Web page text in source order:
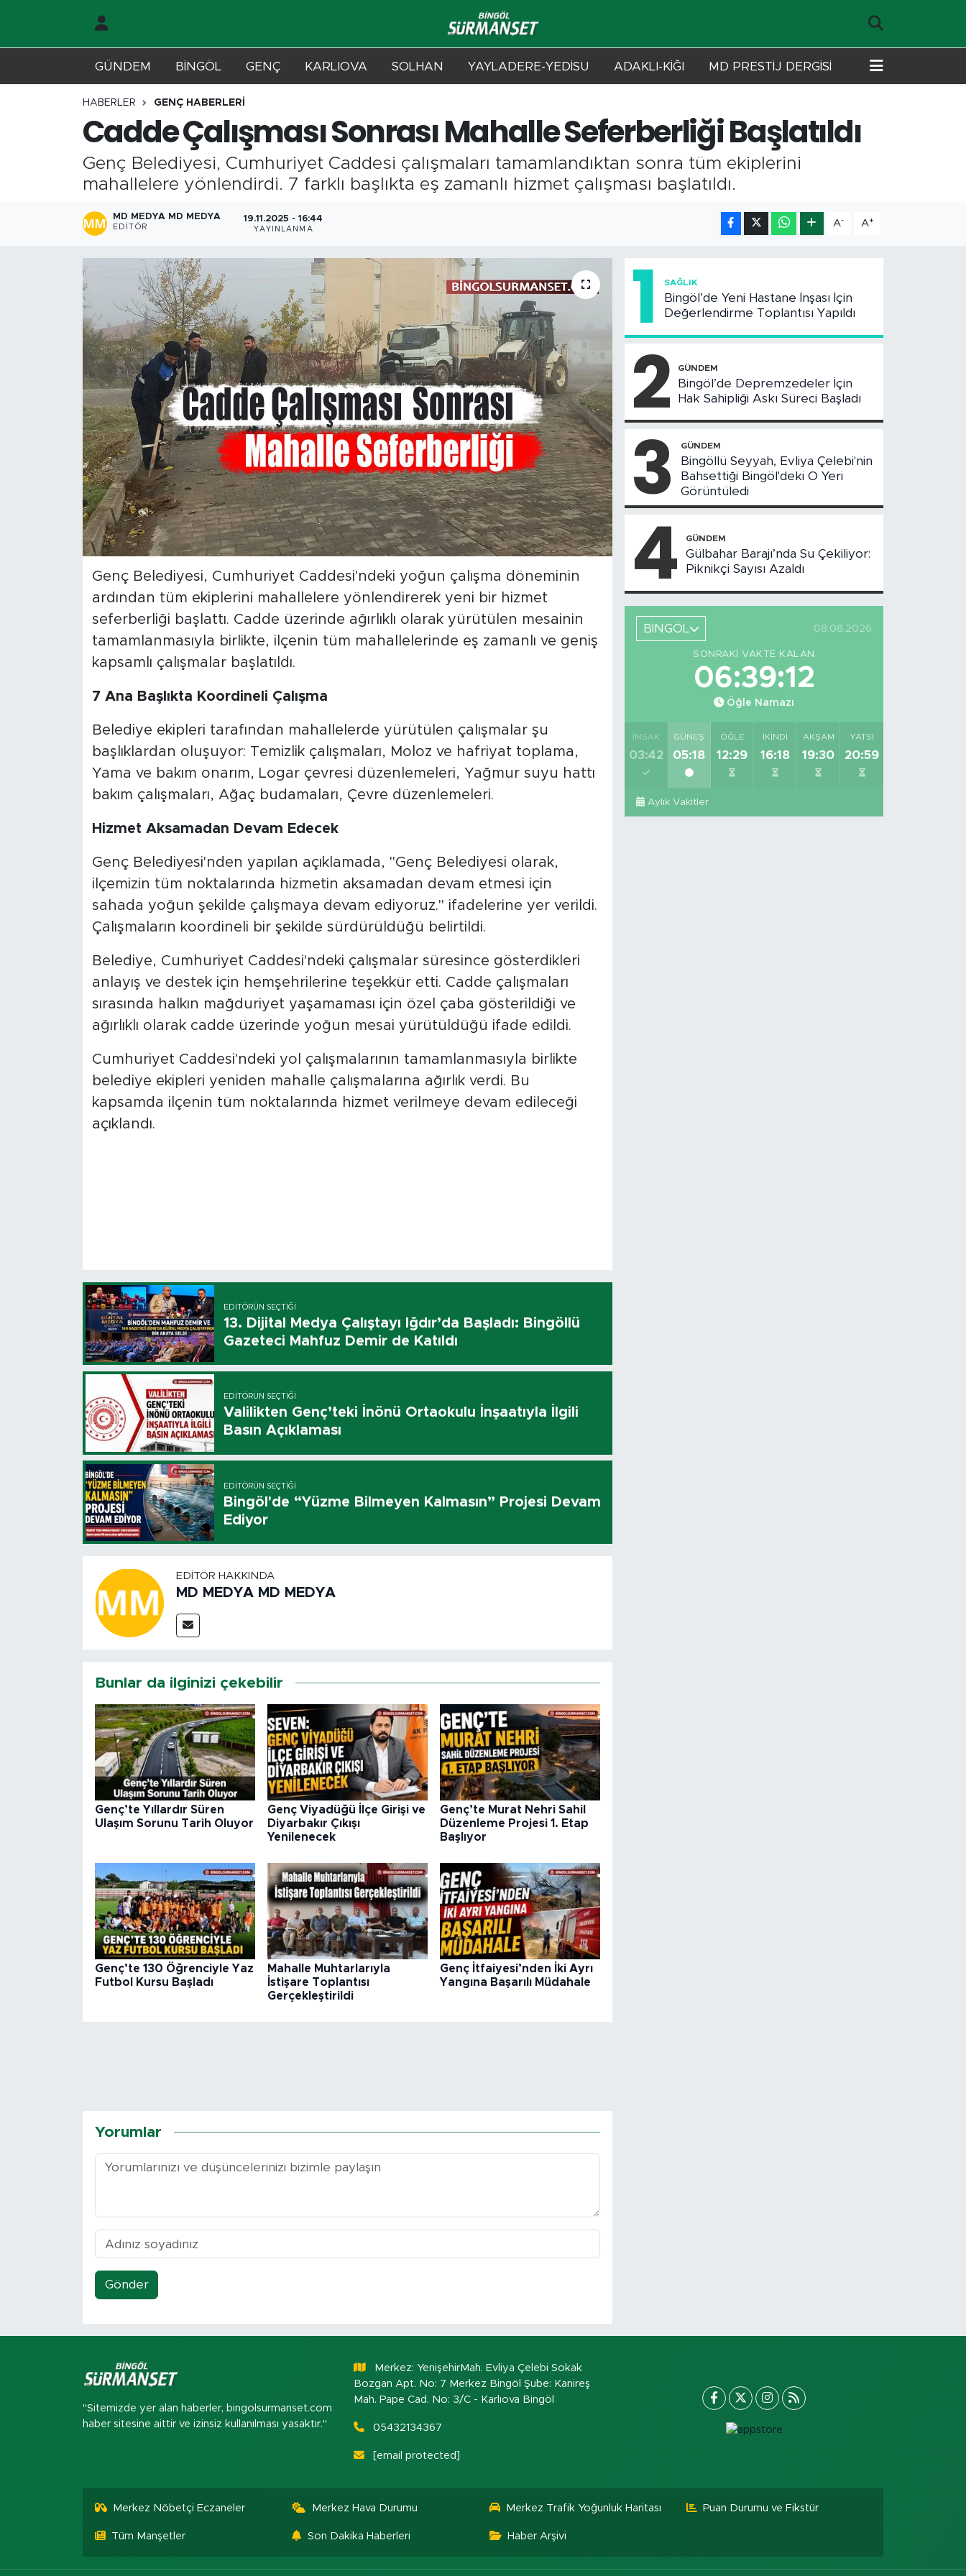
GÜNDEM BİNGÖL GENÇ KARLIOVA SOLHAN YAYLADERE-YEDİSU ADAKLI-KİĞI MD PRESTİJ DERGİSİ
HABERLER GENÇ HABERLERİ
Cadde Çalışması Sonrası Mahalle Seferberliği Başlatıldı
Genç Belediyesi, Cumhuriyet Caddesi çalışmaları tamamlandıktan sonra tüm ekiplerini
mahallelere yönlendirdi. 7 farklı başlıkta eş zamanlı hizmet çalışması başlatıldı.
MD MEDYA MD MEDYA
EDITÖR
19.11.2025 - 16:44
YAYINLANMA
A- A+
Genç Belediyesi, Cumhuriyet Caddesi'ndeki yoğun çalışma döneminin
ardından tüm ekiplerini mahallelere yönlendirerek yeni bir hizmet
seferberliği başlattı. Cadde üzerinde ağırlıklı olarak yürütülen mesainin
tamamlanmasıyla birlikte, ilçenin tüm mahallelerinde eş zamanlı ve geniş
kapsamlı çalışmalar başlatıldı.
7 Ana Başlıkta Koordineli Çalışma
Belediye ekipleri tarafından mahallelerde yürütülen çalışmalar şu
başlıklardan oluşuyor: Temizlik çalışmaları, Moloz ve hafriyat toplama,
Yama ve bakım onarım, Logar çevresi düzenlemeleri, Yağmur suyu hattı
bakım çalışmaları, Ağaç budamaları, Çevre düzenlemeleri.
Hizmet Aksamadan Devam Edecek
Genç Belediyesi'nden yapılan açıklamada, "Genç Belediyesi olarak,
ilçemizin tüm noktalarında hizmetin aksamadan devam etmesi için
sahada yoğun şekilde çalışmaya devam ediyoruz." ifadelerine yer verildi.
Çalışmaların koordineli bir şekilde sürdürüldüğü belirtildi.
Belediye, Cumhuriyet Caddesi'ndeki çalışmalar süresince gösterdikleri
anlayış ve destek için hemşehrilerine teşekkür etti. Cadde çalışmaları
sırasında halkın mağduriyet yaşamaması için özel çaba gösterildiği ve
ağırlıklı olarak cadde üzerinde yoğun mesai yürütüldüğü ifade edildi.
Cumhuriyet Caddesi'ndeki yol çalışmalarının tamamlanmasıyla birlikte
belediye ekipleri yeniden mahalle çalışmalarına ağırlık verdi. Bu
kapsamda ilçenin tüm noktalarında hizmet verilmeye devam edileceği
açıklandı.
EDITÖRÜN SEÇTIĞI
13. Dijital Medya Çalıştayı Iğdır’da Başladı: Bingöllü
Gazeteci Mahfuz Demir de Katıldı
EDITÖRÜN SEÇTIĞI
Valilikten Genç’teki İnönü Ortaokulu İnşaatıyla İlgili
Basın Açıklaması
EDITÖRÜN SEÇTIĞI
Bingöl'de “Yüzme Bilmeyen Kalmasın” Projesi Devam
Ediyor
EDITÖR HAKKINDA
MD MEDYA MD MEDYA
Bunlar da ilginizi çekebilir
Genç’te Yıllardır Süren
Ulaşım Sorunu Tarih Oluyor
Genç Viyadüğü İlçe Girişi ve
Diyarbakır Çıkışı
Yenilenecek
Genç’te Murat Nehri Sahil
Düzenleme Projesi 1. Etap
Başlıyor
Genç’te 130 Öğrenciyle Yaz
Futbol Kursu Başladı
Mahalle Muhtarlarıyla
İstişare Toplantısı
Gerçekleştirildi
Genç İtfaiyesi’nden İki Ayrı
Yangına Başarılı Müdahale
Yorumlar
Gönder
1 SAĞLIK
Bingöl’de Yeni Hastane İnşası İçin
Değerlendirme Toplantısı Yapıldı
2 GÜNDEM
Bingöl’de Depremzedeler İçin
Hak Sahipliği Askı Süreci Başladı
3 GÜNDEM
Bingöllü Seyyah, Evliya Çelebi'nin
Bahsettiği Bingöl'deki O Yeri
Görüntüledi
4 GÜNDEM
Gülbahar Barajı’nda Su Çekiliyor:
Piknikçi Sayısı Azaldı
BİNGÖL 08.08.2026
SONRAKI VAKTE KALAN
06:39:11
Öğle Namazı
İMSAK
03:42
GÜNEŞ
05:18
ÖĞLE
12:29
İKINDI
16:18
AKŞAM
19:30
YATSI
20:59
Aylık Vakitler
"Sitemizde yer alan haberler, bingolsurmanset.com
haber sitesine aittir ve izinsiz kullanılması yasaktır."
Merkez: YenişehirMah. Evliya Çelebi Sokak
Bozgan Apt. No: 7 Merkez Bingöl Şube: Kanireş
Mah. Pape Cad. No: 3/C - Karlıova Bingöl
05432134367
[email protected]
Merkez Nöbetçi Eczaneler Merkez Hava Durumu Merkez Trafik Yoğunluk Haritası Puan Durumu ve Fikstür
Tüm Manşetler Son Dakika Haberleri Haber Arşivi
Karlıova
Yayladere-Yedisu
MD Prestij Dergisi
Siyaset
Ekonomi
Hava Durumu
Bingöl Kaza Haberleri
Merkez Trafik Yoğunluk Haritası
Süper Lig Puan Durumu ve Fikstür
Son Dakika Haberleri
Haber Arşivi